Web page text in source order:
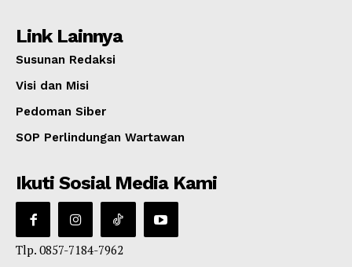
Link Lainnya
Susunan Redaksi
Visi dan Misi
Pedoman Siber
SOP Perlindungan Wartawan
Ikuti Sosial Media Kami
Tlp. 0857-7184-7962